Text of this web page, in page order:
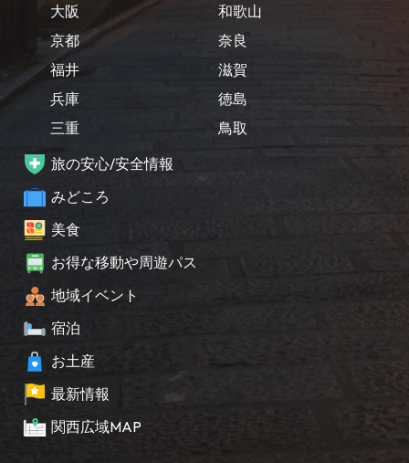
大阪
京都
福井
兵庫
三重
和歌山
奈良
滋賀
徳島
鳥取
旅の安心/安全情報
みどころ
美食
お得な移動や周遊パス
地域イベント
宿泊
お土産
最新情報
関西広域MAP